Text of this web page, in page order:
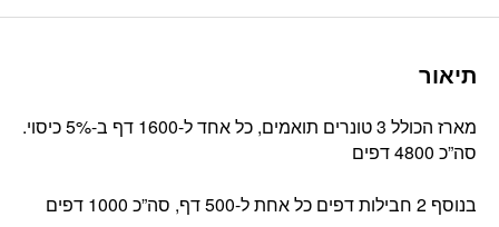
תיאור
מארז הכולל 3 טונרים תואמים, כל אחד ל-1600 דף ב-5% כיסוי.
סה”כ 4800 דפים
בנוסף 2 חבילות דפים כל אחת ל-500 דף, סה”כ 1000 דפים